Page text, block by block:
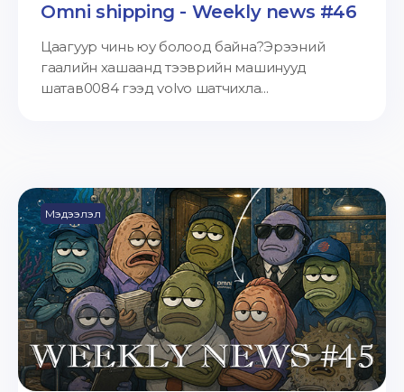
Omni shipping - Weekly news #46
Цаагуур чинь юу болоод байна?Эрээний
гаалийн хашаанд тээврийн машинууд
шатав0084 гээд volvo шатчихла...
Мэдээлэл